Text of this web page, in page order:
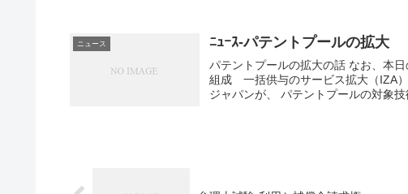
ニュース ﾆｭｰｽ-パテントプールの拡大
パテントプールの拡大の話 なお、本
組成 一括供与のサービス拡大（IZA
ジャパンが、 パテントプールの対象技